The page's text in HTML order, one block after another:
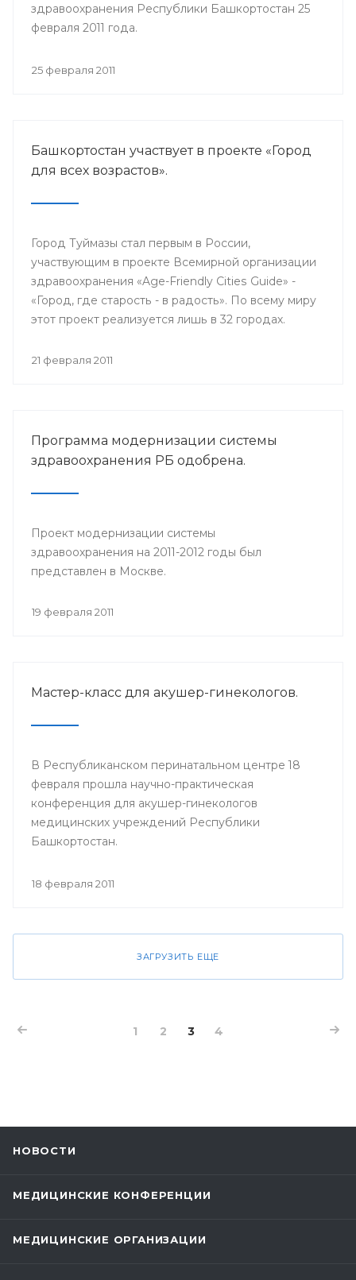
здравоохранения Республики Башкортостан 25
февраля 2011 года.
25 февраля 2011
Башкортостан участвует в проекте «Город
для всех возрастов».
Город Туймазы стал первым в России,
участвующим в проекте Всемирной организации
здравоохранения «Age-Friendly Cities Guide» -
«Город, где старость - в радость». По всему миру
этот проект реализуется лишь в 32 городах.
21 февраля 2011
Программа модернизации системы
здравоохранения РБ одобрена.
Проект модернизации системы
здравоохранения на 2011-2012 годы был
представлен в Москве.
19 февраля 2011
Мастер-класс для акушер-гинекологов.
В Республиканском перинатальном центре 18
февраля прошла научно-практическая
конференция для акушер-гинекологов
медицинских учреждений Республики
Башкортостан.
18 февраля 2011
ЗАГРУЗИТЬ ЕЩЕ
1 2 3 4
НОВОСТИ
МЕДИЦИНСКИЕ КОНФЕРЕНЦИИ
МЕДИЦИНСКИЕ ОРГАНИЗАЦИИ